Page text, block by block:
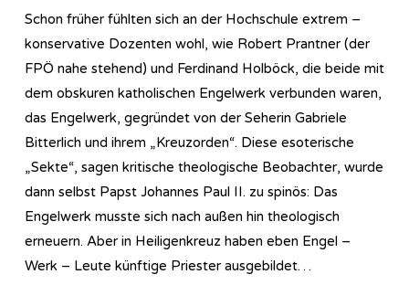
Schon früher fühlten sich an der Hochschule extrem –
konservative Dozenten wohl, wie Robert Prantner (der
FPÖ nahe stehend) und Ferdinand Holböck, die beide mit
dem obskuren katholischen Engelwerk verbunden waren,
das Engelwerk, gegründet von der Seherin Gabriele
Bitterlich und ihrem „Kreuzorden“. Diese esoterische
„Sekte“, sagen kritische theologische Beobachter, wurde
dann selbst Papst Johannes Paul II. zu spinös: Das
Engelwerk musste sich nach außen hin theologisch
erneuern. Aber in Heiligenkreuz haben eben Engel –
Werk – Leute künftige Priester ausgebildet…